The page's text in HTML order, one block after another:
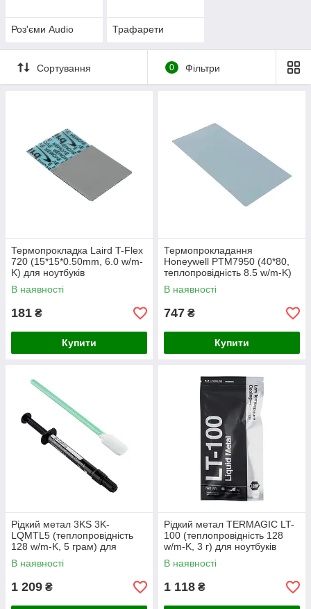
Роз'єми Audio Трафарети
Сортування 0 Фільтри
Термопрокладка Laird T-Flex
720 (15*15*0.50mm, 6.0 w/m-
K) для ноутбуків
В наявності
181 ₴
Купити
Термопрокладання
Honeywell PTM7950 (40*80,
теплопровідність 8.5 w/m-K)
для екстремальних режимів
В наявності
747 ₴
Купити
Рідкий метал 3KS 3K-
LQMTL5 (теплопровідність
128 w/m-K, 5 грам) для
ноутбуків
В наявності
1 209 ₴
Рідкий метал TERMAGIC LT-
100 (теплопровідність 128
w/m-K, 3 г) для ноутбуків
В наявності
1 118 ₴